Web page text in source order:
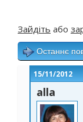
Зайдіть або
Останнє
15/11/2012
alla